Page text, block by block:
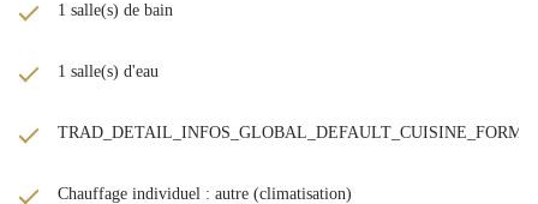
1 salle(s) de bain
1 salle(s) d'eau
Chauffage individuel : autre (climatisation)